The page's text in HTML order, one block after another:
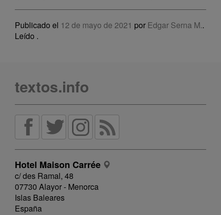
Publicado el 12 de mayo de 2021 por Edgar Serna M..
Leído .
textos.info
Hotel Maison Carrée
c/ des Ramal, 48
07730 Alayor - Menorca
Islas Baleares
España